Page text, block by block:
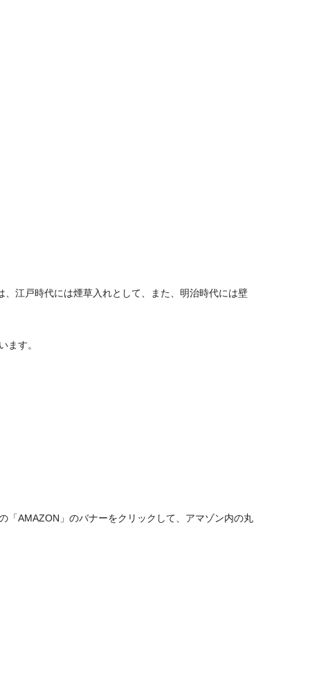
江戸時代には煙草入れとして、また、明治時代には壁
ます。
「AMAZON」のバナーをクリックして、アマゾン内の丸